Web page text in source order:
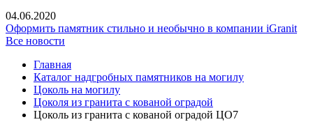
04.06.2020
Оформить памятник стильно и необычно в компании iGranit
Все новости
Главная
Каталог надгробных памятников на могилу
Цоколь на могилу
Цоколя из гранита c кованой оградой
Цоколь из гранита с кованой оградой ЦО7